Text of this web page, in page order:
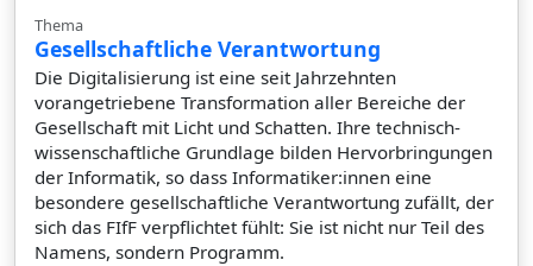
Thema
Gesellschaftliche Verantwortung
Die Digitalisierung ist eine seit Jahrzehnten
vorangetriebene Transformation aller Bereiche der
Gesellschaft mit Licht und Schatten. Ihre technisch-
wissenschaftliche Grundlage bilden Hervorbringungen
der Informatik, so dass Informatiker:innen eine
besondere gesellschaftliche Verantwortung zufällt, der
sich das FIfF verpflichtet fühlt: Sie ist nicht nur Teil des
Namens, sondern Programm.